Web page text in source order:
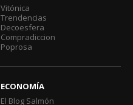
Vitónica
Trendencias
Decoesfera
Compradiccion
Poprosa
ECONOMÍA
El Blog Salmón